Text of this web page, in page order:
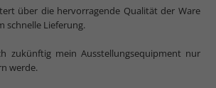
über die hervorragende Qualität der Ware
schnelle Lieferung.
zukünftig mein Ausstellungsequipment nur
werde.